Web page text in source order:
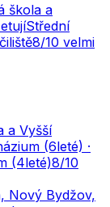
škola a
Střední
8/10 velmi
a Vyšší
(6leté) ·
(4leté)8/10
Nový Bydžov,